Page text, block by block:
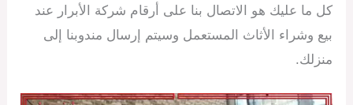
كل ما عليك هو الاتصال بنا على أرقام شركة الأبرار عند
بيع وشراء الأثاث المستعمل وسيتم إرسال مندوبنا إلى
منزلك.